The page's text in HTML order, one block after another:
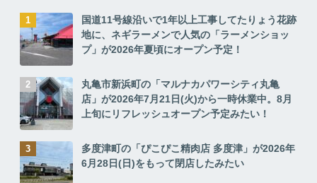
国道11号線沿いで1年以上工事してたりょう花跡
地に、ネギラーメンで人気の「ラーメンショッ
プ」が2026年夏頃にオープン予定！
丸亀市新浜町の「マルナカパワーシティ丸亀
店」が2026年7月21日(火)から一時休業中。8月
上旬にリフレッシュオープン予定みたい！
多度津町の「ぴこぴこ精肉店 多度津」が2026年
6月28日(日)をもって閉店したみたい